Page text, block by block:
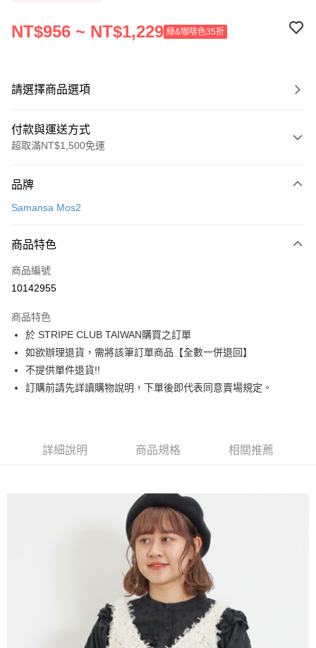
NT$956 ~ NT$1,229 綠&咖啡色35折
請選擇商品選項
付款與運送方式
超取滿NT$1,500免運
信用卡一次付款
3 期 0 利率 每期
合作金庫商業銀行
上海商業儲蓄銀行
臺灣中小企業銀行
匯豐（台灣）商業銀行
華泰商業銀行
聯邦商業銀行
遠東國際商業銀行
元大商業銀行
玉山商業銀行
星展（台灣）商業銀行
超商取貨付款
LINE Pay
Apple Pay
街口支付
悠遊付
相關說明
【大哥付你分期使用說明】
流程，驗證手機門號後，選擇欲分期的期數、繳款截止日，確認付款後即完
3.實際核准額度、可分期數及費用金額請依後續交易確認頁面所載為準。
4.訂單成立30分鐘內，如未前往確認交易或遇審核未通過，訂單將自動取
消。如遇「轉專審核」未通過狀況，表示未達大哥付你分期系統評分，恕無
1.分期款項不併入電信帳單，「大哥付你分期」於每月結算日後寄送繳費提
2.透過簡訊連結打開帳單後，可選擇「超商條碼／台灣大直營門市／銀行轉
帳／街口支付／iPASS MONEY」等通路繳費。
AFTEE先享後付是「在收到商品之後才付款」的支付方式。 讓您購物簡單
１．簡單：不需註冊會員、不需綁卡、不需儲值。
２．便利：只要手機號碼，簡訊認證，即可結帳。
３．安心：先確認商品／服務後，再付款。
【「AFTEE先享後付」結帳流程】
１．於結帳方式選擇「AFTEE先享後付」後，將跳轉至「AFTEE先享後付」
結帳頁面，進行簡訊認證並確認金額後，即可完成結帳。
２．訂單成立數日內，您將收到繳費通知簡訊。
３．收到繳費通知簡訊後14天內，點擊此簡訊中的連結，可透過四大超商／
每筆NT$60，滿NT$1,500(含以上)免運費
每筆NT$60，滿NT$1,500(含以上)免運費
品牌
Samansa Mos2
商品特色
商品編號
10142955
商品特色
於 STRIPE CLUB TAIWAN購買之訂單
如欲辦理退貨，需將該筆訂單商品【全數一併退回】
不提供單件退貨!!
訂購前請先詳讀購物說明，下單後即代表同意賣場規定。
詳細說明 商品規格 相關推薦